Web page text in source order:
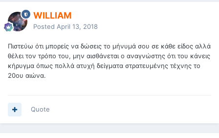
WILLIAM
Posted April 13, 2018
Πιστεύω ότι μπορείς να δώσεις το μήνυμά σου σε κάθε είδος αλλά
θέλει τον τρόπο του, μην αισθάνεται ο αναγνώστης ότι του κάνεις
κήρυγμα όπως πολλά ατυχή δείγματα στρατευμένης τέχνης το
20ου αιώνα.
Quote